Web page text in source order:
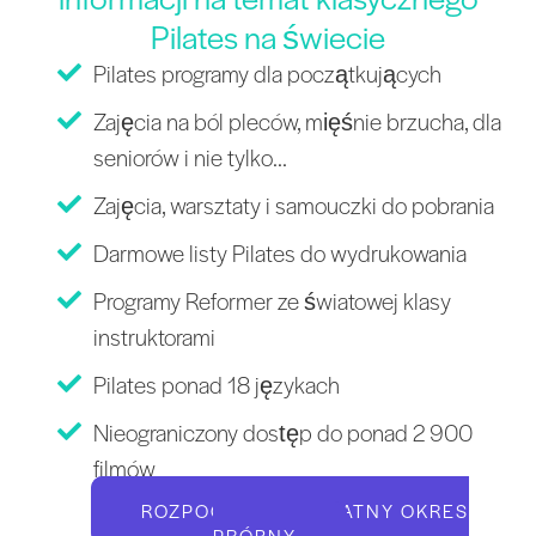
Pilates na świecie
Pilates programy dla początkujących
Zajęcia na ból pleców, mięśnie brzucha, dla
seniorów i nie tylko...
Zajęcia, warsztaty i samouczki do pobrania
Darmowe listy Pilates do wydrukowania
Programy Reformer ze światowej klasy
instruktorami
Pilates ponad 18 językach
Nieograniczony dostęp do ponad 2 900
filmów
ROZPOCZNIJ BEZPŁATNY OKRES